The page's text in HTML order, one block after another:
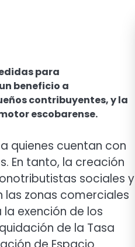
para
beneficio a
contribuyentes, y la
escobarense.
quienes cuentan con
En tanto, la creación
sociales y
zonas comerciales
exención de los
de la Tasa